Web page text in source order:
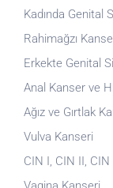
Kadında Genital
Rahimağzı
Erkekte Genital
Anal Kanser ve
Ağız ve Gırtlak
Vulva Kanseri
CIN I, CIN II,